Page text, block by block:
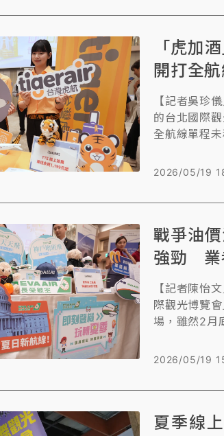
「虎加
開打全
【記者吳珍
的台北國際
全航線單程
展主打亮點之
2026/05/19
戰爭油
強勁 業
【記者陳怡
際觀光博覽
場，雖然2月
線下整體業
今年最具潛
2026/05/19
夏季線